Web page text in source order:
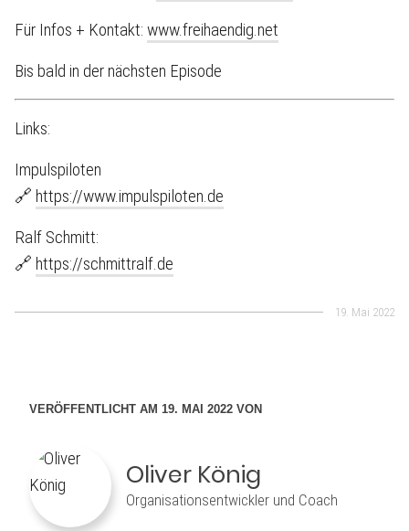
Für Infos + Kontakt: www.freihaendig.net
Bis bald in der nächsten Episode
Links:
Impulspiloten
🔗 https://www.impulspiloten.de
Ralf Schmitt:
🔗 https://schmittralf.de
19. Mai 2022
VERÖFFENTLICHT AM 19. MAI 2022 VON
Oliver König
Organisationsentwickler und Coach